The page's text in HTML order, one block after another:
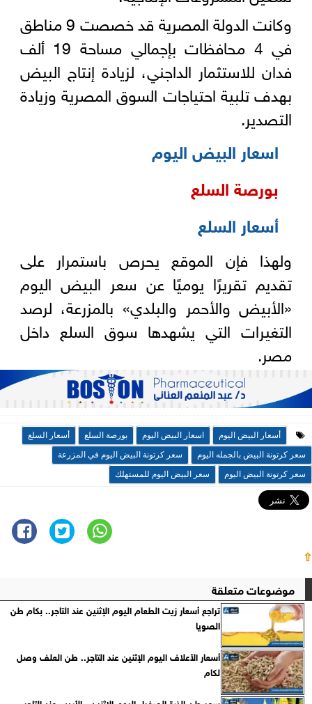
وكانت الدولة المصرية قد خصصت 9 مناطق
في 4 محافظات بإجمالي مساحة 19 ألف
فدان للاستثمار الداجني، لزيادة إنتاج البيض
بهدف تلبية احتياجات السوق المصرية وزيادة
التصدير.
اسعار البيض اليوم
بورصة السلع
أسعار السلع
ولهذا فإن الموقع يحرص باستمرار على
تقديم تقريرًا يوميًا عن سعر البيض اليوم
«الأبيض والأحمر والبلدي» بالمزرعة، لرصد
التغيرات التي يشهدها سوق السلع داخل
مصر.
أسعار البيض اليوم اسعار البيض اليوم بورصة السلع
أسعار السلع
سعر كرتونة البيض بالجمله اليوم
سعر كرتونة البيض اليوم في المزرعة
سعر كرتونة البيض اليوم
سعر البيض اليوم للمستهلك
⇧
موضوعات متعلقة
تراجع أسعار زيت الطعام اليوم الإثنين عند التاجر.. بكام طن
الصويا
أسعار الأعلاف اليوم الإثنين عند التاجر.. طن العلف وصل
لكام